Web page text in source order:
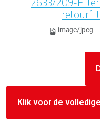
image/jpeg
Klik voor de